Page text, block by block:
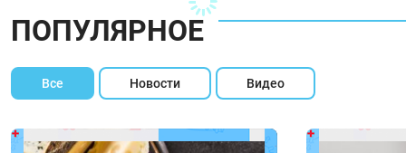
ПОПУЛЯРНОЕ
Все Новости Видео